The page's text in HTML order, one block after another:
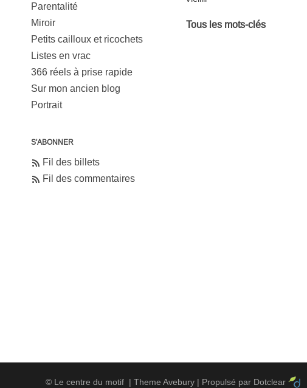
Parentalité
Miroir
Petits cailloux et ricochets
Listes en vrac
366 réels à prise rapide
Sur mon ancien blog
Portrait
Tous les mots-clés
S'ABONNER
Fil des billets
Fil des commentaires
© Le centre du motif| Theme Avebury | Propulsé par Dotclear